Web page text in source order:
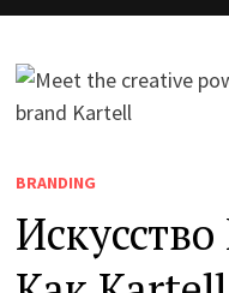
BRANDING